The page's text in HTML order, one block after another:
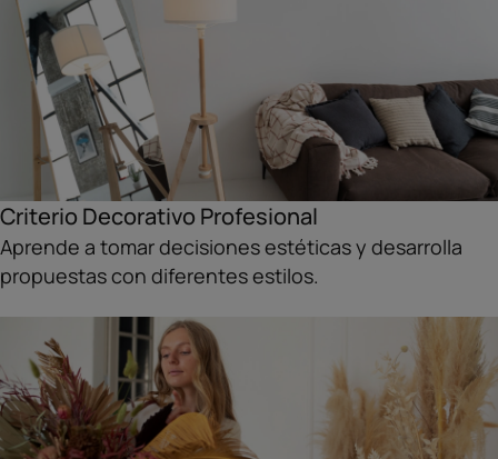
Criterio Decorativo Profesional
Aprende a tomar decisiones estéticas y desarrolla
propuestas con diferentes estilos.